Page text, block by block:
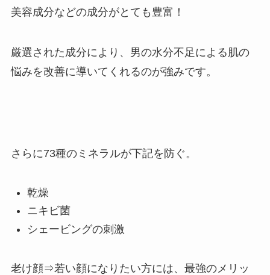
美容成分などの成分がとても豊富！
厳選された成分により、男の水分不足による肌の
悩みを改善に導いてくれるのが強みです。
さらに73種のミネラルが下記を防ぐ。
乾燥
ニキビ菌
シェービングの刺激
老け顔⇒若い顔になりたい方には、最強のメリッ